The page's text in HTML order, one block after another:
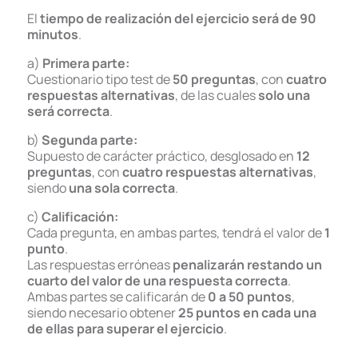
Eltiempo de realización del ejercicio será de 90
minutos.
a) Primera parte:
Cuestionario tipo test de50 preguntas, concuatro
respuestas alternativas, de las cualessolo una
será correcta.
b) Segunda parte:
Supuesto de carácter práctico, desglosado en 12
preguntas, concuatro respuestas alternativas,
siendouna sola correcta.
c) Calificación:
Cada pregunta, en ambas partes, tendrá el valor de1
punto.
Las respuestas erróneaspenalizarán restando un
cuarto del valor de una respuesta correcta.
Ambas partes se calificarán de0 a 50 puntos,
siendo necesario obtener25 puntos en cada una
de ellas para superar el ejercicio.